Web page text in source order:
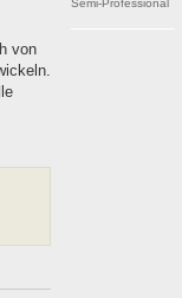
Semi-Professional
von